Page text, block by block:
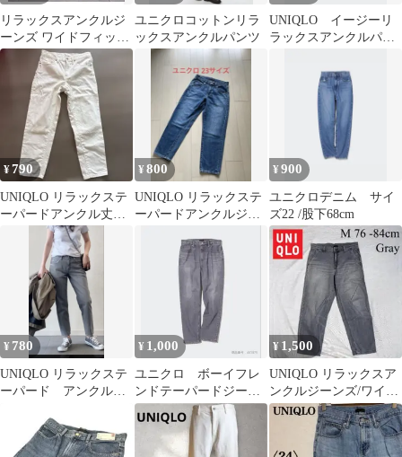
リラックスアンクルジ
ーンズ ワイドフィット
OFF WHITE
ユニクロコットンリラ
ックスアンクルパンツ
UNIQLO イージーリ
ラックスアンクルパン
ーパンツ L
¥790
UNIQLO リラックステ
ーパードアンクル丈ジ
ーンズ 25 デニム
¥800
UNIQLO リラックステ
ーパードアンクルジー
¥900
ユニクロデニム サイ
ズ22 /股下68cm
¥ 780
UNIQLO リラックステ
ーパード アンクルジ
¥ 1,000
ユニクロ ボーイフレ
ンドテーパードジーン
ズ（アンクル丈）
UNIQLO
¥ 1,500
UNIQLO リラックスア
ンクルジーンズ/ワイド
フィット（男女兼用）